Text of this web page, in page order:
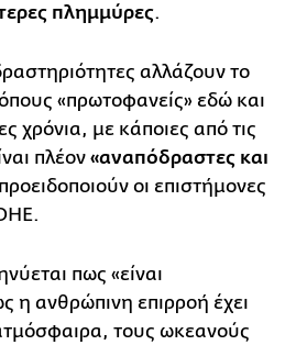
πλημμύρες.
αλλάζουν το
«πρωτοφανείς» εδώ και
χρόνια, με κάποιες από τις
πλέον «αναπόδραστες και
προειδοποιούν οι επιστήμονες
πως «είναι
η ανθρώπινη επιρροή έχει
τους ωκεανούς